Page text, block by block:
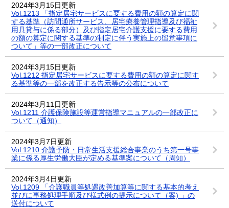
2024年3月15日更新
Vol.1213 「指定居宅サービスに要する費用の額の算定に関
する基準（訪問通所サービス、居宅療養管理指導及び福祉
用具貸与に係る部分）及び指定居宅介護支援に要する費用
の額の算定に関する基準の制定に伴う実施上の留意事項に
ついて」等の一部改正について
2024年3月15日更新
Vol.1212 指定居宅サービスに要する費用の額の算定に関す
る基準等の一部を改正する告示等の公布について
2024年3月11日更新
Vol.1211 介護保険施設等運営指導マニュアルの一部改正に
ついて（通知）
2024年3月7日更新
Vol.1210 介護予防・日常生活支援総合事業のうち第一号事
業に係る厚生労働大臣が定める基準案について（周知）
2024年3月4日更新
Vol.1209 「介護職員等処遇改善加算等に関する基本的考え
並びに事務処理手順及び様式例の提示について（案) 」の
送付について